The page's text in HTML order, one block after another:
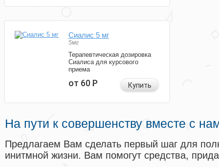
Сиалис 5 мг
5мг
Терапевтическая дозировка
Сиалиса для курсового
приема
от 60Р Купить
На пути к совершенству вместе с
Предлагаем Вам сделать первый шаг для
инитмной жизни. Вам помогут средства,